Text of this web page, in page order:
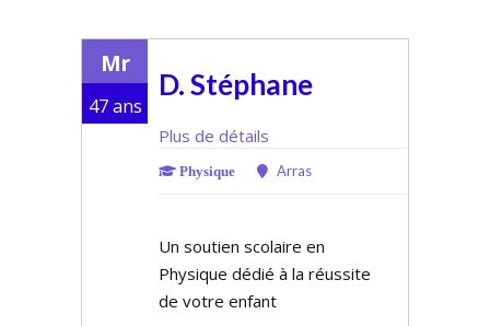
Mr
47 ans
D. Stéphane
Plus de détails
Physique Arras
Un soutien scolaire en
Physique dédié à la réussite
de votre enfant